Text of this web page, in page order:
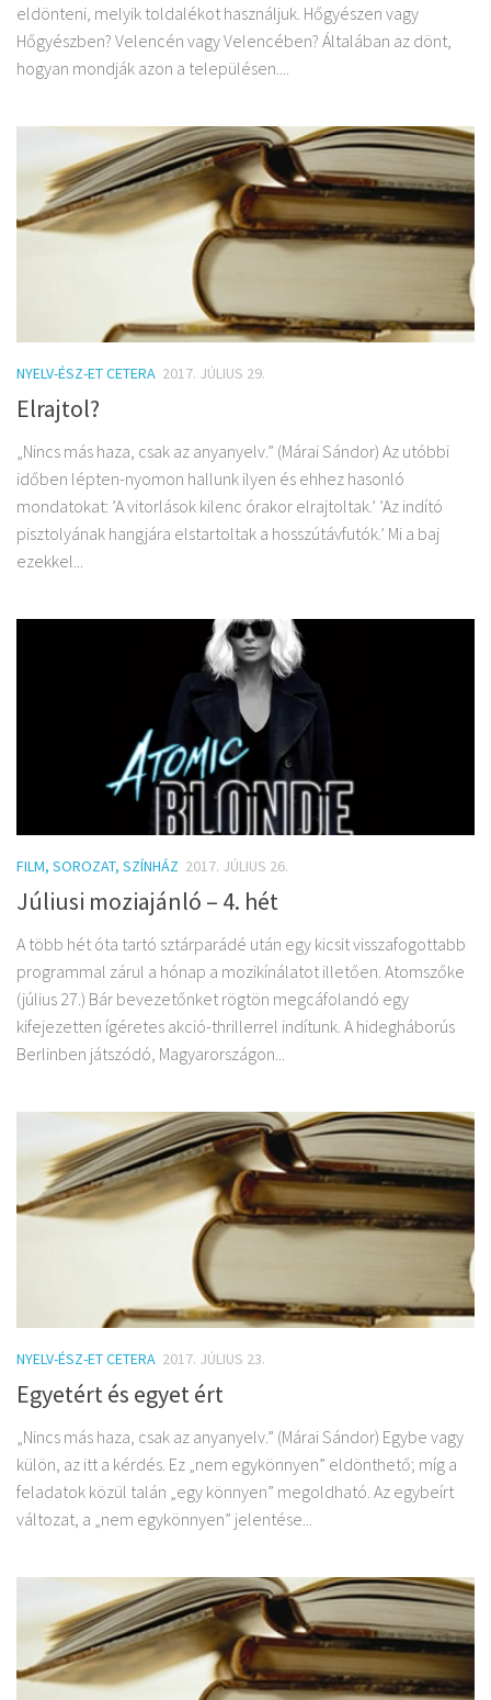
eldönteni, melyik toldalékot használjuk. Hőgyészen vagy
Hőgyészben? Velencén vagy Velencében? Általában az dönt,
hogyan mondják azon a településen....
NYELV-ÉSZ-ET CETERA 2017. JÚLIUS 29.
Elrajtol?
„Nincs más haza, csak az anyanyelv.” (Márai Sándor) Az utóbbi
időben lépten-nyomon hallunk ilyen és ehhez hasonló
mondatokat: ’A vitorlások kilenc órakor elrajtoltak.’ ’Az indító
pisztolyának hangjára elstartoltak a hosszútávfutók.’ Mi a baj
ezekkel...
FILM, SOROZAT, SZÍNHÁZ 2017. JÚLIUS 26.
Júliusi moziajánló – 4. hét
A több hét óta tartó sztárparádé után egy kicsit visszafogottabb
programmal zárul a hónap a mozikínálatot illetően. Atomszőke
(július 27.) Bár bevezetőnket rögtön megcáfolandó egy
kifejezetten ígéretes akció-thrillerrel indítunk. A hidegháborús
Berlinben játszódó, Magyarországon...
NYELV-ÉSZ-ET CETERA 2017. JÚLIUS 23.
Egyetért és egyet ért
„Nincs más haza, csak az anyanyelv.” (Márai Sándor) Egybe vagy
külön, az itt a kérdés. Ez „nem egykönnyen” eldönthető; míg a
feladatok közül talán „egy könnyen” megoldható. Az egybeírt
változat, a „nem egykönnyen” jelentése...